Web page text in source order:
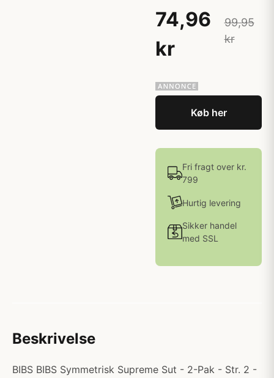
74,96
kr
99,95
kr
Køb her
Fri fragt over kr.
799
Hurtig levering
Sikker handel
med SSL
Beskrivelse
BIBS BIBS Symmetrisk Supreme Sut - 2-Pak - Str. 2 -